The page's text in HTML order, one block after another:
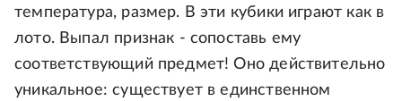
температура, размер. В эти кубики играют как в
лото. Выпал признак - сопоставь ему
соответствующий предмет! Оно действительно
уникальное: существует в единственном